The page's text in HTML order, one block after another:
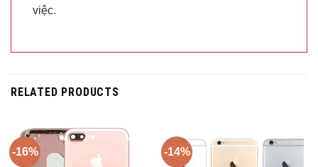
việc.
RELATED PRODUCTS
-16% -14%